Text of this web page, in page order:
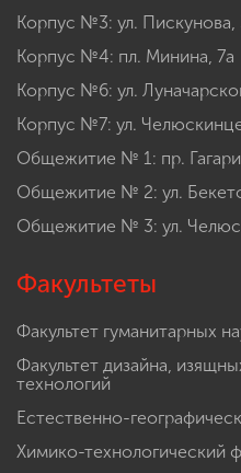
Корпус №3: ул. Пискунова,
Корпус №4: пл. Минина, 7а
Корпус №6: ул.
Корпус №7: ул.
Общежитие № 1: пр.
Общежитие № 2: ул.
Общежитие № 3: ул.
Факультеты
Факультет гуманитарных
Факультет дизайна,
технологий
Естественно-
Химико-технологический